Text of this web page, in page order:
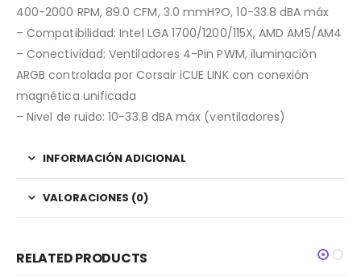
400-2000 RPM, 89.0 CFM, 3.0 mmH?O, 10-33.8 dBA máx
– Compatibilidad: Intel LGA 1700/1200/115X, AMD AM5/AM4
– Conectividad: Ventiladores 4-Pin PWM, iluminación
ARGB controlada por Corsair iCUE LINK con conexión
magnética unificada
– Nivel de ruido: 10-33.8 dBA máx (ventiladores)
INFORMACIÓN ADICIONAL
VALORACIONES (0)
RELATED PRODUCTS